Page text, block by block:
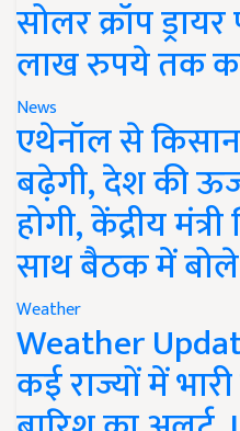
सोलर क्रॉप
लाख रुपये तक
News
एथेनॉल से
बढ़ेगी, देश की
होगी, केंद्रीय
साथ बैठक में
Weather
Weather
कई राज्यों में